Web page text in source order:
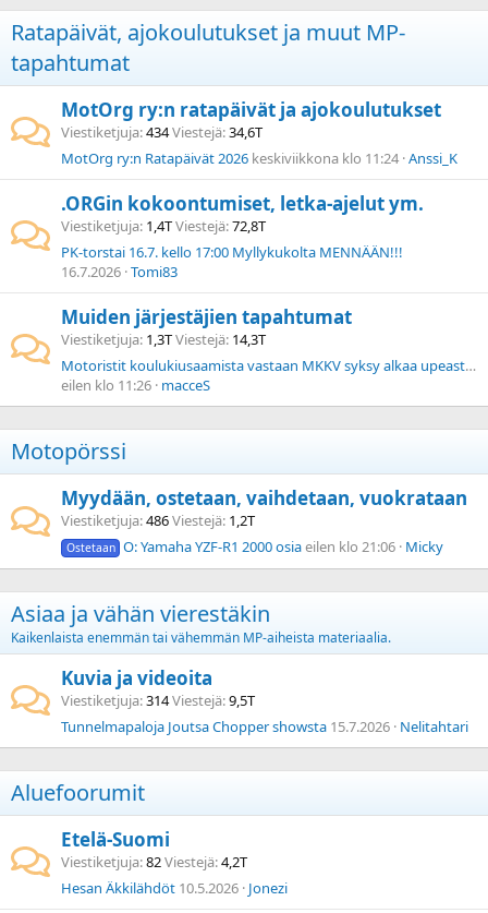
Ratapäivät, ajokoulutukset ja muut MP-
tapahtumat
MotOrg ry:n ratapäivät ja ajokoulutukset
Viestiketjuja 434Viestejä 34,6T
MotOrg ry:n Ratapäivät 2026 keskiviikkona klo 11:24 Anssi_K
.ORGin kokoontumiset, letka-ajelut ym.
Viestiketjuja 1,4TViestejä 72,8T
PK-torstai 16.7. kello 17:00 Myllykukolta MENNÄÄN!!!
16.7.2026 Tomi83
Muiden järjestäjien tapahtumat
Viestiketjuja 1,3TViestejä 14,3T
Motoristit koulukiusaamista vastaan MKKV syksy alkaa upeasti Lapland Tourilla 17.8.2026!
eilen klo 11:26 macceS
Motopörssi
Myydään, ostetaan, vaihdetaan, vuokrataan
Viestiketjuja 486Viestejä 1,2T
Ostetaan O: Yamaha YZF-R1 2000 osiaeilen klo 21:06 Micky
Asiaa ja vähän vierestäkin
Kaikenlaista enemmän tai vähemmän MP-aiheista materiaalia.
Kuvia ja videoita
Viestiketjuja 314Viestejä 9,5T
Tunnelmapaloja Joutsa Chopper showsta 15.7.2026 Nelitahtari
Aluefoorumit
Etelä-Suomi
Viestiketjuja 82Viestejä 4,2T
Hesan Äkkilähdöt 10.5.2026 Jonezi